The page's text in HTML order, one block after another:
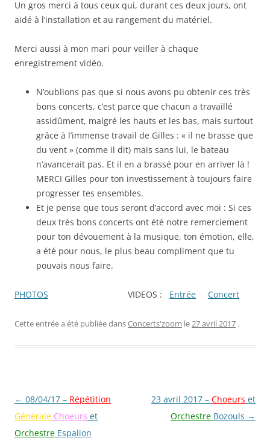
Un gros merci à tous ceux qui, durant ces deux jours, ont
aidé à l’installation et au rangement du matériel.
Merci aussi à mon mari pour veiller à chaque
enregistrement vidéo.
N’oublions pas que si nous avons pu obtenir ces très
bons concerts, c’est parce que chacun a travaillé
assidûment, malgré les hauts et les bas, mais surtout
grâce à l’immense travail de Gilles : « il ne brasse que
du vent » (comme il dit) mais sans lui, le bateau
n’avancerait pas. Et il en a brassé pour en arriver là !
MERCI Gilles pour ton investissement à toujours faire
progresser tes ensembles.
Et je pense que tous seront d’accord avec moi : Si ces
deux très bons concerts ont été notre remerciement
pour ton dévouement à la musique, ton émotion, elle,
a été pour nous, le plus beau compliment que tu
pouvais nous faire.
PHOTOS VIDEOS : Entrée Concert
Cette entrée a été publiée dansConcerts'zoom le 27 avril 2017 .
Navigation
des
articles
← 08/04/17 – Répétition
Générale Choeurs et
Orchestre Espalion
23 avril 2017 – Choeurs et
Orchestre Bozouls →